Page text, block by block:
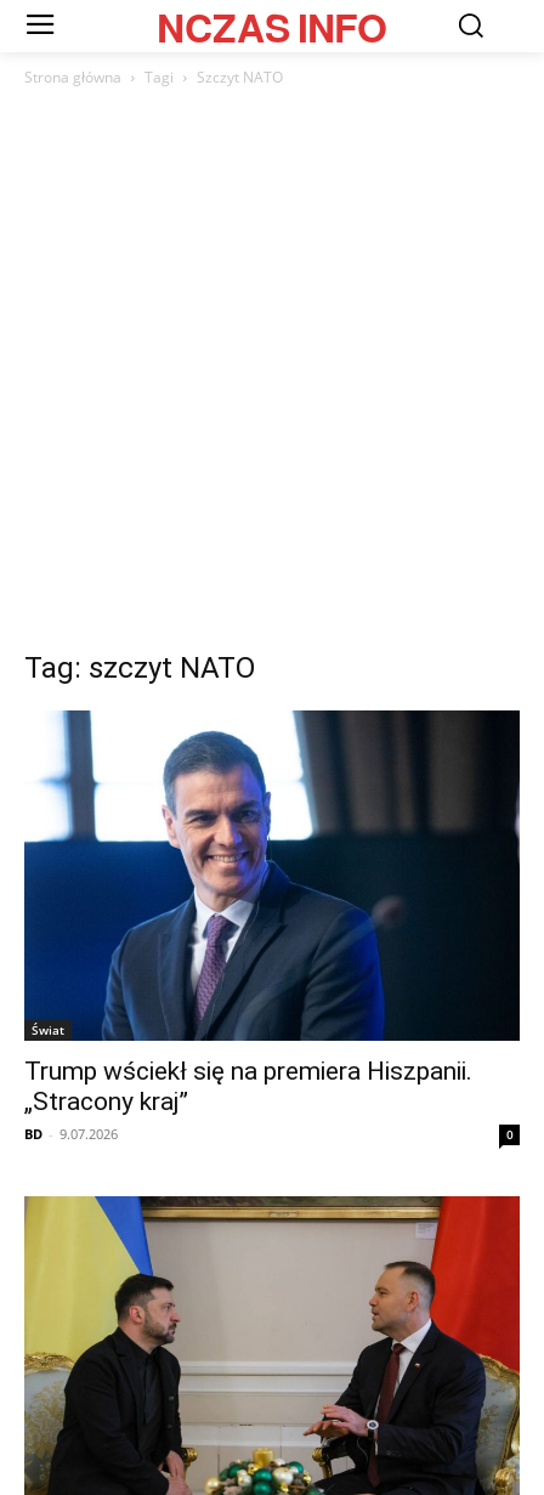
NCZASINFO
Strona główna Tagi Szczyt NATO
Tag: szczyt NATO
Świat
Trump wściekł się na premiera Hiszpanii.
„Stracony kraj”
BD - 9.07.2026 0